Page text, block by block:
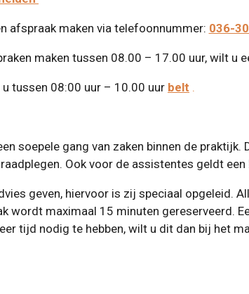
afspraak maken via telefoonnummer: 036-
maken tussen 08.00 – 17.00 uur, wilt u
tussen 08:00 uur – 10.00 uur belt .
soepele gang van zaken binnen de
raadplegen. Ook voor de
geven, hiervoor is zij speciaal opgeleid.
wordt maximaal 15 minuten
tijd nodig te hebben, wilt u dit dan bij het